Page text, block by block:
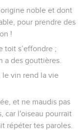
noble et dont
pour prendre des
!
toit s’effondre ;
a des gouttières.
le vin rend la vie
et ne maudis pas
car l'oiseau pourrait
répéter tes paroles.